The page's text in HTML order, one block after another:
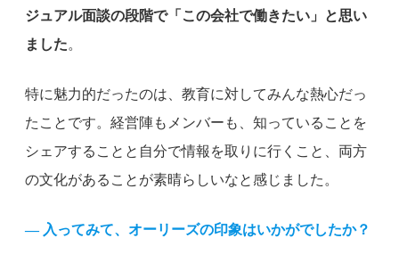
ジュアル面談の段階で「この会社で働きたい」と思い
ました。
特に魅力的だったのは、教育に対してみんな熱心だっ
たことです。経営陣もメンバーも、知っていることを
シェアすることと自分で情報を取りに行くこと、両方
の文化があることが素晴らしいなと感じました。
— 入ってみて、オーリーズの印象はいかがでしたか？